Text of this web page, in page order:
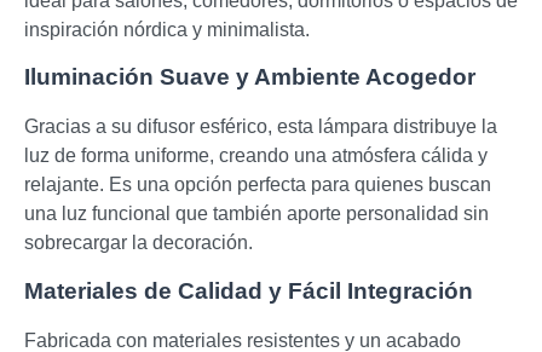
inspiración nórdica y minimalista.
Iluminación Suave y Ambiente Acogedor
Gracias a su difusor esférico, esta lámpara distribuye la
luz de forma uniforme, creando una atmósfera cálida y
relajante. Es una opción perfecta para quienes buscan
una luz funcional que también aporte personalidad sin
sobrecargar la decoración.
Materiales de Calidad y Fácil Integración
Fabricada con materiales resistentes y un acabado